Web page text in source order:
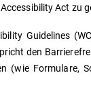
Act zu
Guidelines
den
(wie Formulare,